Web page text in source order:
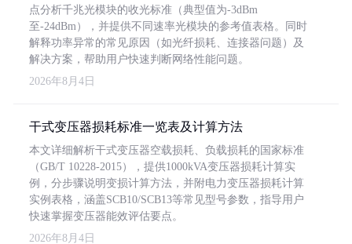
点分析千兆光模块的收光标准（典型值为-3dBm
至-24dBm），并提供不同速率光模块的参考值表格。同时
解释功率异常的常见原因（如光纤损耗、连接器问题）及
解决方案，帮助用户快速判断网络性能问题。
2026年8月4日
干式变压器损耗标准一览表及计算方法
本文详细解析干式变压器空载损耗、负载损耗的国家标准
（GB/T 10228-2015），提供1000kVA变压器损耗计算实
例，分步骤说明变损计算方法，并附电力变压器损耗计算
实例表格，涵盖SCB10/SCB13等常见型号参数，指导用户
快速掌握变压器能效评估要点。
2026年8月4日